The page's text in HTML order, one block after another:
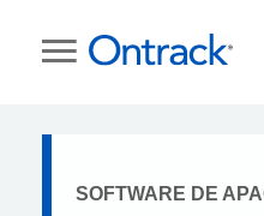
SOFTWARE DE